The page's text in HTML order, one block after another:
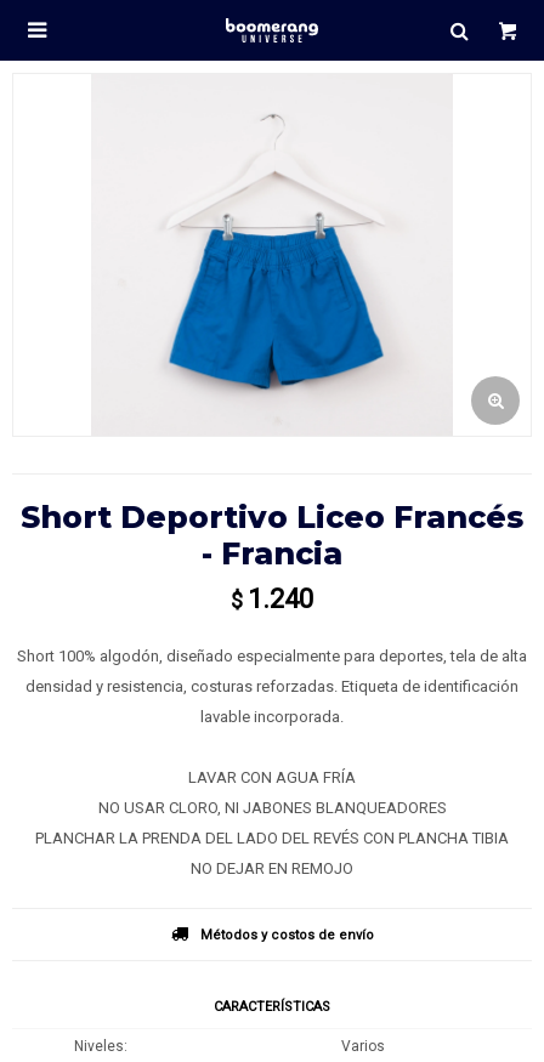

Short Deportivo Liceo Francés
- Francia
$ 1.240
Short 100% algodón, diseñado especialmente para deportes, tela de alta
densidad y resistencia, costuras reforzadas. Etiqueta de identificación
lavable incorporada.
LAVAR CON AGUA FRÍA
NO USAR CLORO, NI JABONES BLANQUEADORES
PLANCHAR LA PRENDA DEL LADO DEL REVÉS CON PLANCHA TIBIA
NO DEJAR EN REMOJO
Métodos y costos de envío
CARACTERÍSTICAS
Niveles Varios